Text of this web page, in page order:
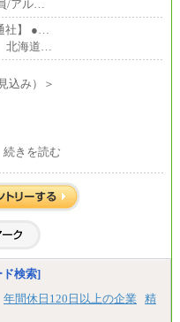
/アル…
社】 ●…
北海道…
込み）＞
237,000円（※5）
216,500円（※5）
葉県、神奈川県
庫県、滋賀県
木県、群馬県、長野県、新
岡山県、広島県、山口県、
きを読む
ド検索]
年間休日120日以上の企業
精